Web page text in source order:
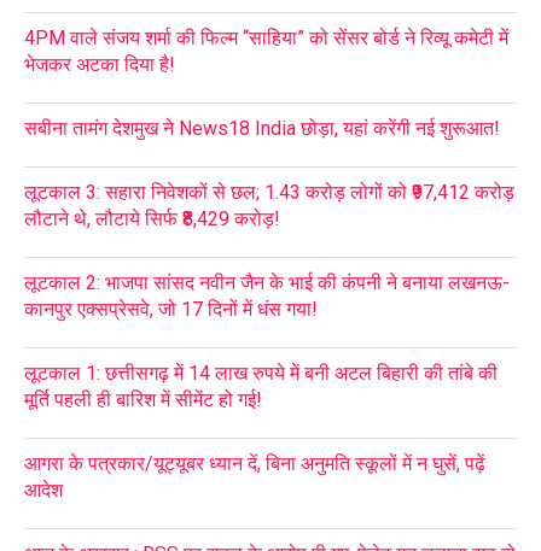
4PM वाले संजय शर्मा की फिल्म “साहिया” को सेंसर बोर्ड ने रिव्यू कमेटी में
भेजकर अटका दिया है!
सबीना तामंग देशमुख ने News18 India छोड़ा, यहां करेंगी नई शुरूआत!
लूटकाल 3: सहारा निवेशकों से छल; 1.43 करोड़ लोगों को ₹97,412 करोड़
लौटाने थे, लौटाये सिर्फ ₹8,429 करोड़!
लूटकाल 2: भाजपा सांसद नवीन जैन के भाई की कंपनी ने बनाया लखनऊ-
कानपुर एक्सप्रेसवे, जो 17 दिनों में धंस गया!
लूटकाल 1: छत्तीसगढ़ में 14 लाख रुपये में बनी अटल बिहारी की तांबे की
मूर्ति पहली ही बारिश में सीमेंट हो गई!
आगरा के पत्रकार/यूट्यूबर ध्यान दें, बिना अनुमति स्कूलों में न घुसें, पढ़ें
आदेश